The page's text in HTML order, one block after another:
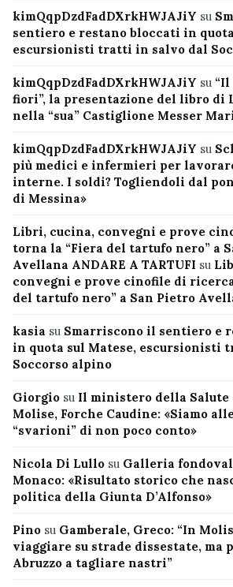
kimQqpDzdFadDXrkHWJAJiY su
sentiero e restano bloccati in
escursionisti tratti in salvo dal
kimQqpDzdFadDXrkHWJAJiY su “Il
fiori”, la presentazione del libro di
nella “sua” Castiglione Messer
kimQqpDzdFadDXrkHWJAJiY su
più medici e infermieri per
interne. I soldi? Togliendoli dal
di Messina»
Libri, cucina, convegni e prove
torna la “Fiera del tartufo nero” a
Avellana ANDARE A TARTUFI su
convegni e prove cinofile di
del tartufo nero” a San Pietro
kasia su Smarriscono il sentiero e
in quota sul Matese, escursionisti
Soccorso alpino
Giorgio su Il ministero della
Molise, Forche Caudine: «Siamo
“svarioni” di non poco conto»
Nicola Di Lullo su Galleria
Monaco: «Risultato storico che
politica della Giunta D’Alfonso»
Pino su Gamberale, Greco: “In
viaggiare su strade dissestate, ma
Abruzzo a tagliare nastri”